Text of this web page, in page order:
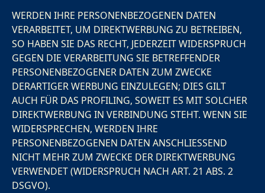
WERDEN IHRE PERSONENBEZOGENEN DATEN
VERARBEITET, UM DIREKTWERBUNG ZU BETREIBEN,
SO HABEN SIE DAS RECHT, JEDERZEIT WIDERSPRUCH
GEGEN DIE VERARBEITUNG SIE BETREFFENDER
PERSONENBEZOGENER DATEN ZUM ZWECKE
DERARTIGER WERBUNG EINZULEGEN; DIES GILT
AUCH FÜR DAS PROFILING, SOWEIT ES MIT SOLCHER
DIREKTWERBUNG IN VERBINDUNG STEHT. WENN SIE
WIDERSPRECHEN, WERDEN IHRE
PERSONENBEZOGENEN DATEN ANSCHLIESSEND
NICHT MEHR ZUM ZWECKE DER DIREKTWERBUNG
VERWENDET (WIDERSPRUCH NACH ART. 21 ABS. 2
DSGVO).